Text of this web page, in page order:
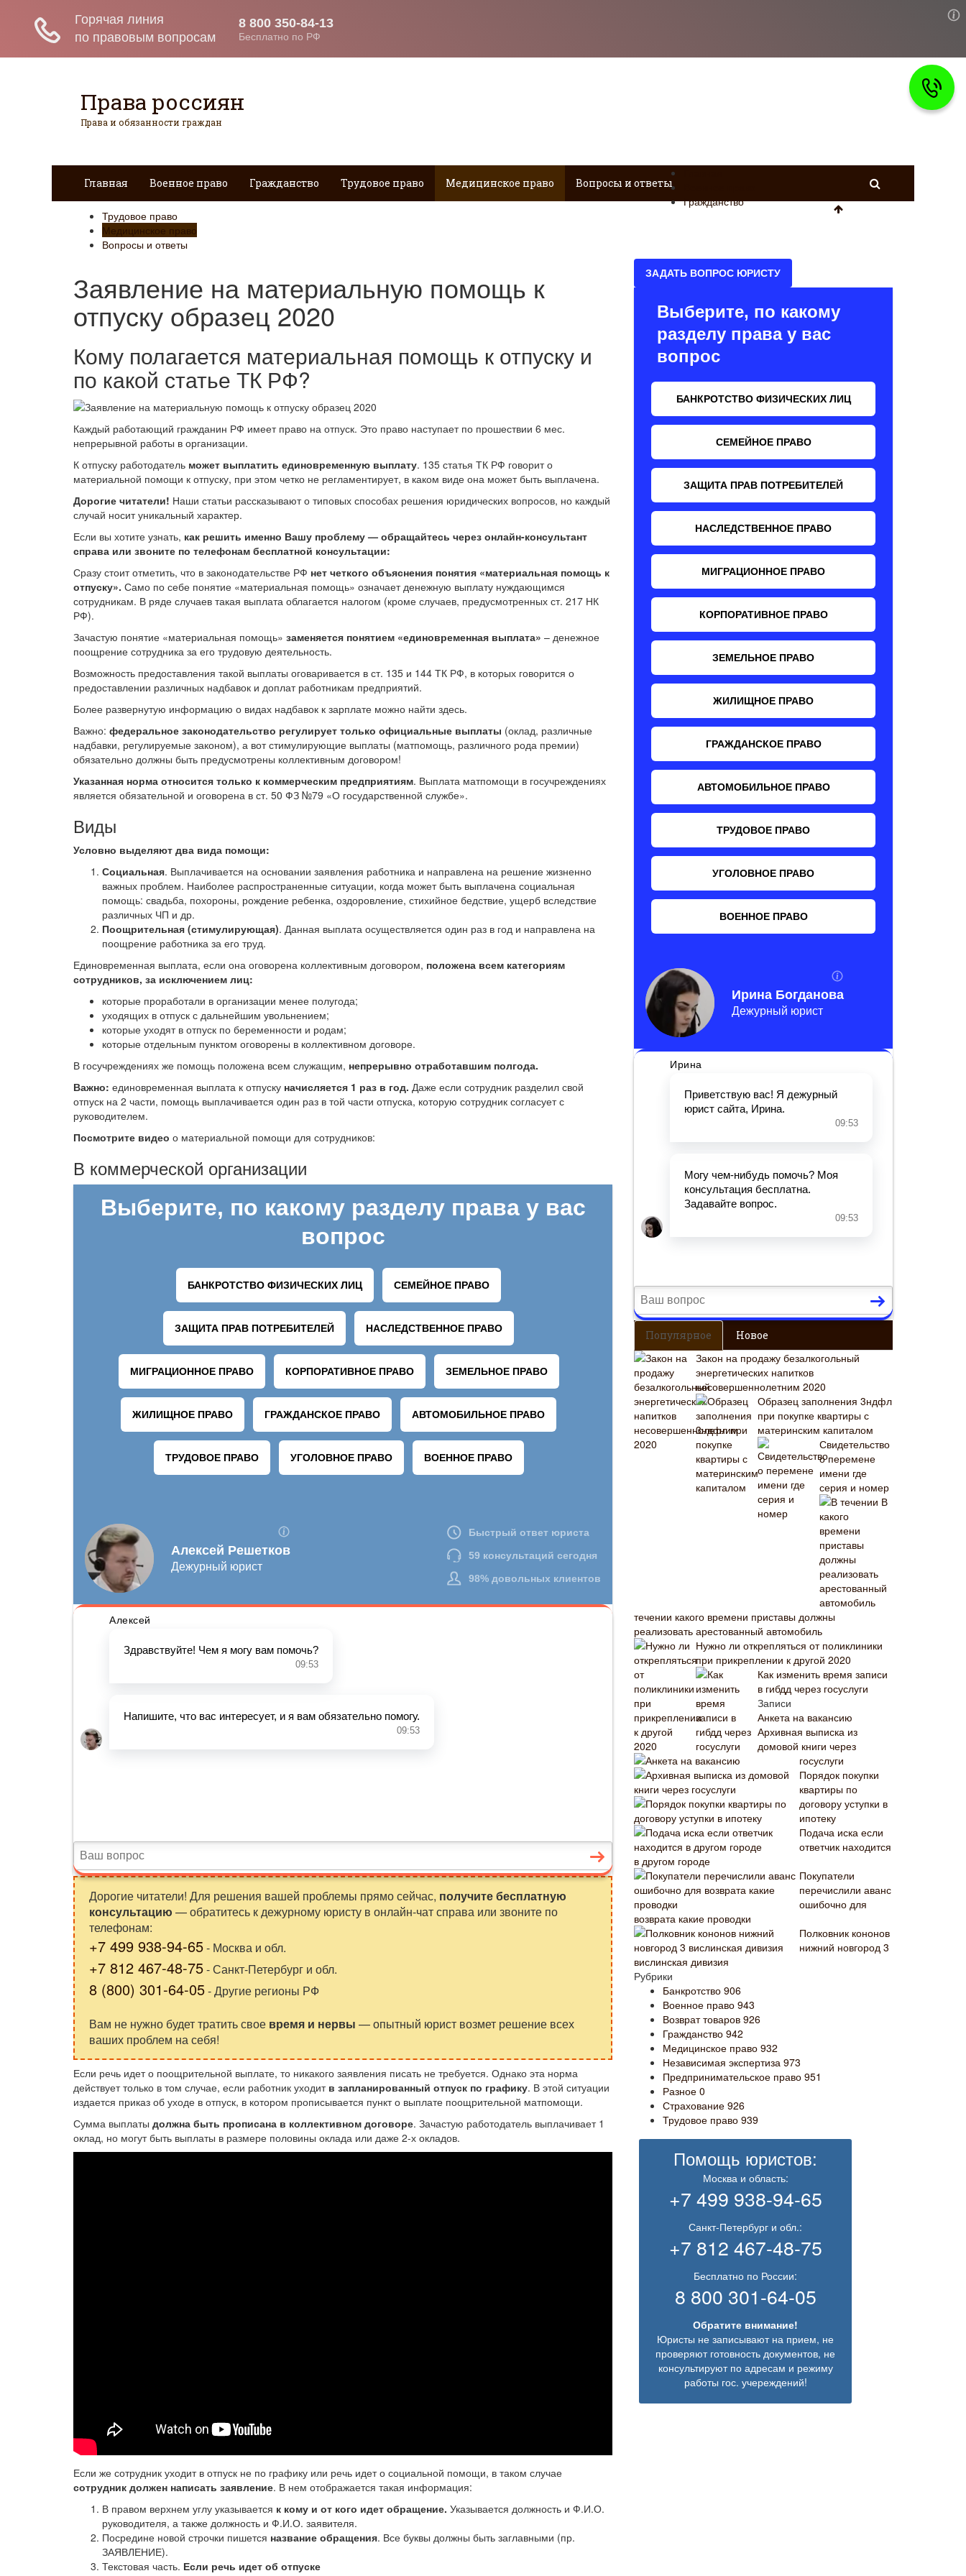
Права россиян
Права и обязанности граждан
Главная Военное право Гражданство Трудовое право Медицинское право Вопросы и ответы
Гражданство
Трудовое право
Медицинское право
Вопросы и ответы
Заявление на материальную помощь к
отпуску образец 2020
Кому полагается материальная помощь к отпуску и
по какой статье ТК РФ?
Каждый работающий гражданин РФ имеет право на отпуск. Это право наступает по прошествии 6 мес.
непрерывной работы в организации.
К отпуску работодатель может выплатить единовременную выплату. 135 статья ТК РФ говорит о
материальной помощи к отпуску, при этом четко не регламентирует, в каком виде она может быть выплачена.
Дорогие читатели! Наши статьи рассказывают о типовых способах решения юридических вопросов, но каждый
случай носит уникальный характер.
Если вы хотите узнать, как решить именно Вашу проблему — обращайтесь через онлайн-консультант
справа или звоните по телефонам бесплатной консультации:
Сразу стоит отметить, что в законодательстве РФ нет четкого объяснения понятия «материальная помощь к
отпуску». Само по себе понятие «материальная помощь» означает денежную выплату нуждающимся
сотрудникам. В ряде случаев такая выплата облагается налогом (кроме случаев, предусмотренных ст. 217 НК
РФ).
Зачастую понятие «материальная помощь» заменяется понятием «единовременная выплата» – денежное
поощрение сотрудника за его трудовую деятельность.
Возможность предоставления такой выплаты оговаривается в ст. 135 и 144 ТК РФ, в которых говорится о
предоставлении различных надбавок и доплат работникам предприятий.
Более развернутую информацию о видах надбавок к зарплате можно найти здесь.
Важно: федеральное законодательство регулирует только официальные выплаты (оклад, различные
надбавки, регулируемые законом), а вот стимулирующие выплаты (матпомощь, различного рода премии)
обязательно должны быть предусмотрены коллективным договором!
Указанная норма относится только к коммерческим предприятиям. Выплата матпомощи в госучреждениях
является обязательной и оговорена в ст. 50 ФЗ №79 «О государственной службе».
Виды
Условно выделяют два вида помощи:
Социальная. Выплачивается на основании заявления работника и направлена на решение жизненно
важных проблем. Наиболее распространенные ситуации, когда может быть выплачена социальная
помощь: свадьба, похороны, рождение ребенка, оздоровление, стихийное бедствие, ущерб вследствие
различных ЧП и др.
Поощрительная (стимулирующая). Данная выплата осуществляется один раз в год и направлена на
поощрение работника за его труд.
Единовременная выплата, если она оговорена коллективным договором, положена всем категориям
сотрудников, за исключением лиц:
которые проработали в организации менее полугода;
уходящих в отпуск с дальнейшим увольнением;
которые уходят в отпуск по беременности и родам;
которые отдельным пунктом оговорены в коллективном договоре.
В госучреждениях же помощь положена всем служащим, непрерывно отработавшим полгода.
Важно: единовременная выплата к отпуску начисляется 1 раз в год. Даже если сотрудник разделил свой
отпуск на 2 части, помощь выплачивается один раз в той части отпуска, которую сотрудник согласует с
руководителем.
Посмотрите видео о материальной помощи для сотрудников:
В коммерческой организации
Дорогие читатели! Для решения вашей проблемы прямо сейчас, получите бесплатную
консультацию — обратитесь к дежурному юристу в онлайн-чат справа или звоните по
телефонам:
+7 499 938-94-65- Москва и обл.
+7 812 467-48-75- Санкт-Петербург и обл.
8 (800) 301-64-05- Другие регионы РФ
Вам не нужно будет тратить свое время и нервы — опытный юрист возмет решение всех
ваших проблем на себя!
Если речь идет о поощрительной выплате, то никакого заявления писать не требуется. Однако эта норма
действует только в том случае, если работник уходит в запланированный отпуск по графику. В этой ситуации
издается приказ об уходе в отпуск, в котором прописывается пункт о выплате поощрительной матпомощи.
Сумма выплаты должна быть прописана в коллективном договоре. Зачастую работодатель выплачивает 1
оклад, но могут быть выплаты в размере половины оклада или даже 2-х окладов.
Если же сотрудник уходит в отпуск не по графику или речь идет о социальной помощи, в таком случае
сотрудник должен написать заявление. В нем отображается такая информация:
В правом верхнем углу указывается к кому и от кого идет обращение. Указывается должность и Ф.И.О.
руководителя, а также должность и Ф.И.О. заявителя.
Посредине новой строчки пишется название обращения. Все буквы должны быть заглавными (пр.
ЗАЯВЛЕНИЕ).
Текстовая часть. Если речь идет об отпуске
Популярное Новое
Закон на продажу безалкогольный
энергетических напитков
несовершеннолетним 2020
Образец заполнения 3ндфл
при покупке квартиры с
материнским капиталом
Свидетельство
о перемене
имени где
серия и номер
В
течении какого времени приставы должны
реализовать арестованный автомобиль
Нужно ли открепляться от поликлиники
при прикреплении к другой 2020
Как изменить время записи
в гибдд через госуслуги
Записи
Анкета на вакансию
Архивная выписка из
домовой книги через
госуслуги
Порядок покупки
квартиры по
договору уступки в
ипотеку
Подача иска если
ответчик находится
в другом городе
Покупатели
перечислили аванс
ошибочно для
возврата какие проводки
Полковник кононов
нижний новгород 3
вислинская дивизия
Рубрики
Банкротство 906
Военное право 943
Возврат товаров 926
Гражданство 942
Медицинское право 932
Независимая экспертиза 973
Предпринимательское право 951
Разное 0
Страхование 926
Трудовое право 939
Помощь юристов:
Москва и область:
+7 499 938-94-65
Санкт-Петербург и обл.:
+7 812 467-48-75
Бесплатно по России:
8 800 301-64-05
Обратите внимание!
Юристы не записывают на прием, не
проверяют готовность документов, не
консультируют по адресам и режиму
работы гос. учереждений!